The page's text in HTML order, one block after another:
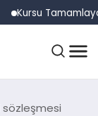
Tamamlayan
sözleşmesi